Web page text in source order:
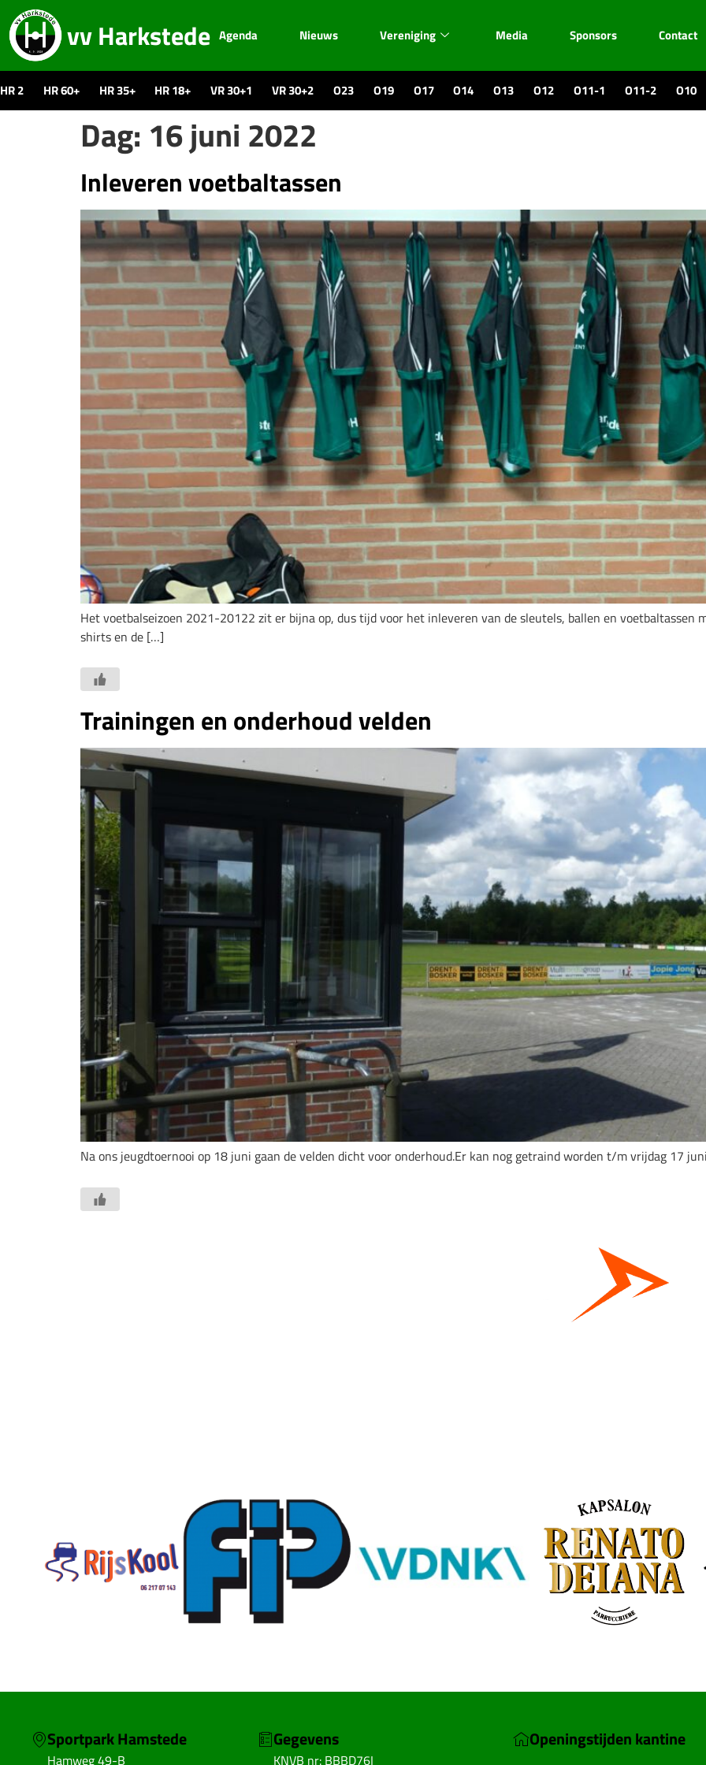
vv Harkstede Agenda Nieuws Vereniging Media Sponsors Contact
HR 2 HR 60+ HR 35+ HR 18+ VR 30+1 VR 30+2 O23 O19 O17 O14 O13 O12 O11-1 O11-2 O10
Dag: 16 juni 2022
Inleveren voetbaltassen
Het voetbalseizoen 2021-20122 zit er bijna op, dus tijd voor het inleveren van de sleutels, ballen en voetbaltassen
shirts en de […]
Trainingen en onderhoud velden
Na ons jeugdtoernooi op 18 juni gaan de velden dicht voor onderhoud.Er kan nog getraind worden t/m vrijdag 17
Sportpark Hamstede
Hamweg 49-B
Gegevens
KNVB nr: BBBD76I
Openingstijden kantine